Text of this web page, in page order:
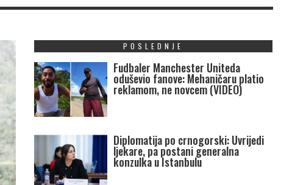
POSLEDNJE
Fudbaler Manchester Uniteda
oduševio fanove: Mehaničaru platio
reklamom, ne novcem (VIDEO)
Diplomatija po crnogorski: Uvrijedi
ljekare, pa postani generalna
konzulka u Istanbulu